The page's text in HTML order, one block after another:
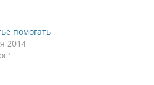
помогать
2014